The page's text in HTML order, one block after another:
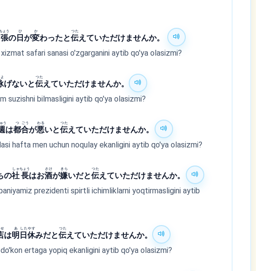
張
ょう
の日
ひ
が変
か
わったと伝
つた
えていただけませんか。
safari sanasi o'zgarganini aytib qo'ya olasizmi?
げないと伝
つた
えていただけませんか。
suzishni bilmasligini aytib qo'ya olasizmi?
う
は都
つ
合
ごう
が悪
わる
いと伝
つた
えていただけませんか。
hafta men uchun noqulay ekanligini aytib qo'ya olasizmi?
の社
しゃ
長
ちょう
はお酒
さけ
が嫌
きら
いだと伝
つた
えていただけませんか。
prezidenti spirtli ichimliklarni yoqtirmasligini aytib
は明
あ
日
した
休
やす
みだと伝
つた
えていただけませんか。
ertaga yopiq ekanligini aytib qo'ya olasizmi?